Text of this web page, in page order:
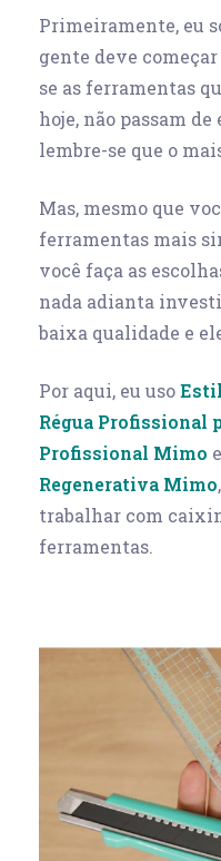
Primeiramente, eu
gente deve
se as ferramentas
hoje, não passam
lembre-se que o
Mas, mesmo que
ferramentas mais
você faça as
nada adianta
baixa qualidade e
Por aqui, eu uso
Régua Profissional
Profissional Mimo e
Regenerativa Mimo
trabalhar com
ferramentas.